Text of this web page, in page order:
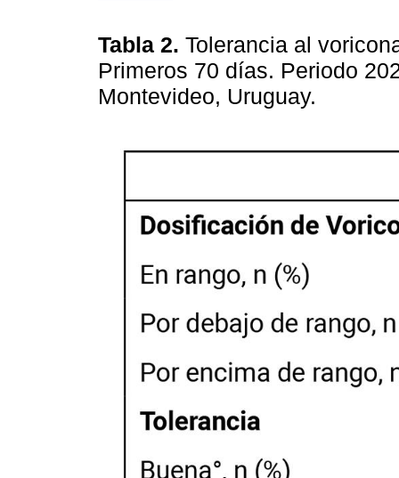
Tabla 2. Tolerancia al
Primeros 70 días. Periodo
Montevideo, Uruguay.